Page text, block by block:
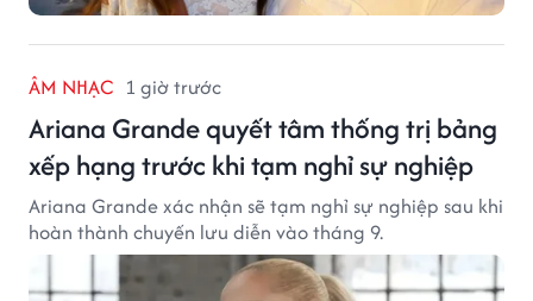
ÂM NHẠC 1 giờ trước
Ariana Grande quyết tâm thống trị bảng
xếp hạng trước khi tạm nghỉ sự nghiệp
Ariana Grande xác nhận sẽ tạm nghỉ sự nghiệp sau khi
hoàn thành chuyến lưu diễn vào tháng 9.